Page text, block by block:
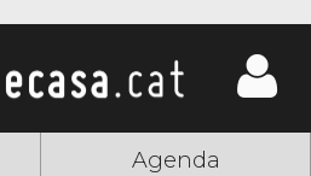
Agenda